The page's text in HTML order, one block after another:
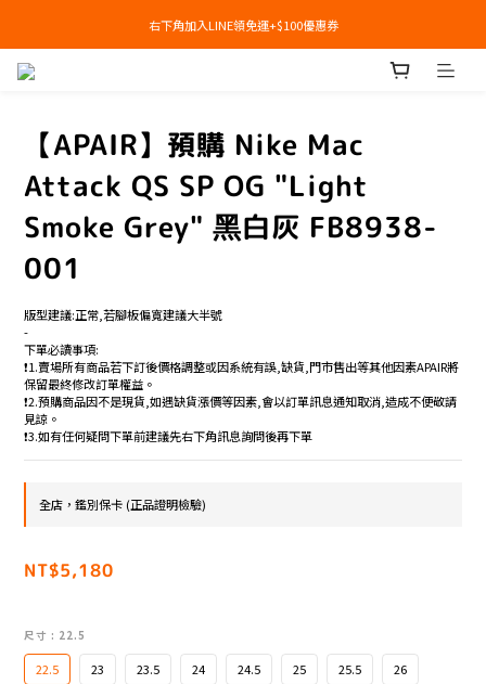
右下角加入LINE領免運+$100優惠券
右下角加入LINE領免運+$100優惠券
即日起，預購商品可提供部分訂金後尾款貨到付款(需協助請洽官line:@apair)
【APAIR】預購 Nike Mac
Attack QS SP OG "Light
Smoke Grey" 黑白灰 FB8938-
001
版型建議:正常,若腳板偏寬建議大半號
-
下單必讀事項:
❗️1.賣場所有商品若下訂後價格調整或因系統有誤,缺貨,門市售出等其他因素APAIR將
保留最終修改訂單權益。
❗️2.預購商品因不是現貨,如遇缺貨漲價等因素,會以訂單訊息通知取消,造成不便敬請
見諒。
❗️3.如有任何疑問下單前建議先右下角訊息詢問後再下單
全店，鑑別保卡 (正品證明檢驗)
NT$5,180
尺寸 : 22.5
22.5 23 23.5 24 24.5 25 25.5 26